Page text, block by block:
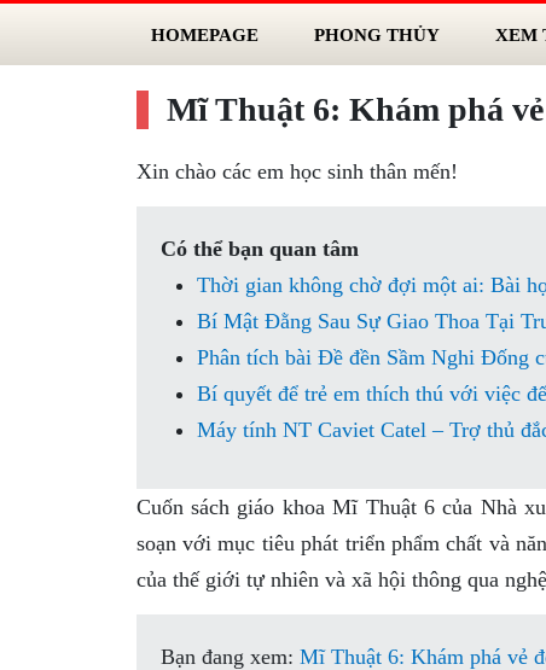
HOMEPAGE PHONG THỦY XEM
Mĩ Thuật 6: Khám phá
Xin chào các em học sinh thân mến!
Có thể bạn quan tâm
Thời gian không chờ đợi một ai: Bài
Bí Mật Đằng Sau Sự Giao Thoa Tại
Phân tích bài Đề đền Sầm Nghi Đống
Bí quyết để trẻ em thích thú với việc
Máy tính NT Caviet Catel – Trợ thủ
Cuốn sách giáo khoa Mĩ Thuật 6 của Nhà
soạn với mục tiêu phát triển phẩm chất và
của thế giới tự nhiên và xã hội thông qua
Bạn đang xem: Mĩ Thuật 6: Khám phá vẻ